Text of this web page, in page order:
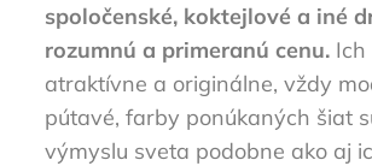
spoločenské, koktejlové a iné
rozumnú a primeranú cenu. Ich
atraktívne a originálne, vždy
pútavé, farby ponúkaných šiat
výmyslu sveta podobne ako aj